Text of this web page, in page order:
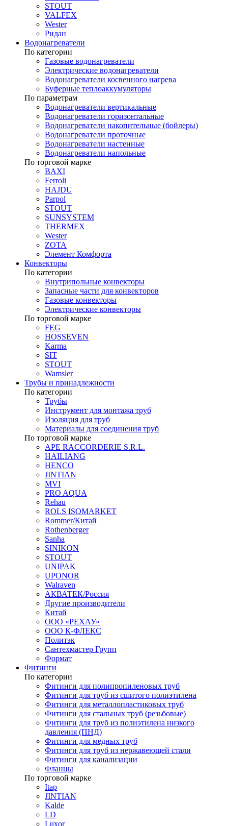
STOUT
VALFEX
Wester
Ридан
Водонагреватели
По категории
Газовые водонагреватели
Электрические водонагреватели
Водонагреватели косвенного нагрева
Буферные теплоаккумуляторы
По параметрам
Водонагреватели вертикальные
Водонагреватели горизонтальные
Водонагреватели накопительные (бойлеры)
Водонагреватели проточные
Водонагреватели настенные
Водонагреватели напольные
По торговой марке
BAXI
Ferroli
HAJDU
Parpol
STOUT
SUNSYSTEM
THERMEX
Wester
ZOTA
Элемент Комфорта
Конвекторы
По категории
Внутрипольные конвекторы
Запасные части для конвекторов
Газовые конвекторы
Электрические конвекторы
По торговой марке
FEG
HOSSEVEN
Karma
SIT
STOUT
Wamsler
Трубы и принадлежности
По категории
Трубы
Инструмент для монтажа труб
Изоляция для труб
Материалы для соединения труб
По торговой марке
APE RACCORDERIE S.R.L.
HAILIANG
HENCO
JINTIAN
MVI
PRO AQUA
Rehau
ROLS ISOMARKET
Rommer/Китай
Rothenberger
Sanha
SINIKON
STOUT
UNIPAK
UPONOR
Walraven
АКВАТЕК/Россия
Другие производители
Китай
ООО «РЕХАУ»
ООО К-ФЛЕКС
Политэк
Сантехмастер Групп
Формат
Фитинги
По категории
Фитинги для полипропиленовых труб
Фитинги для труб из сшитого полиэтилена
Фитинги для металлопластиковых труб
Фитинги для стальных труб (резьбовые)
Фитинги для труб из полиэтилена низкого
давления (ПНД)
Фитинги для медных труб
Фитинги для труб из нержавеющей стали
Фитинги для канализации
Фланцы
По торговой марке
Itap
JINTIAN
Kalde
LD
Luxor